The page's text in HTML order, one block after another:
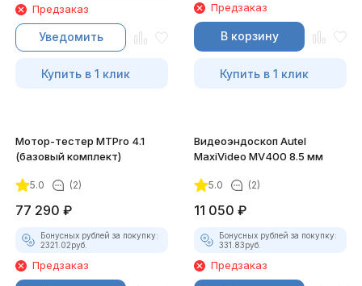
Предзаказ
Уведомить
Купить в 1 клик
Предзаказ
В корзину
Купить в 1 клик
Мотор-тестер MTPro 4.1
(базовый комплект)
5.0 (2)
77 290 ₽
Бонусных рублей за покупку:
2321.02руб.
Предзаказ
Видеоэндоскоп Autel
MaxiVideo MV400 8.5 мм
5.0 (2)
11 050 ₽
Бонусных рублей за покупку:
331.83руб.
Предзаказ